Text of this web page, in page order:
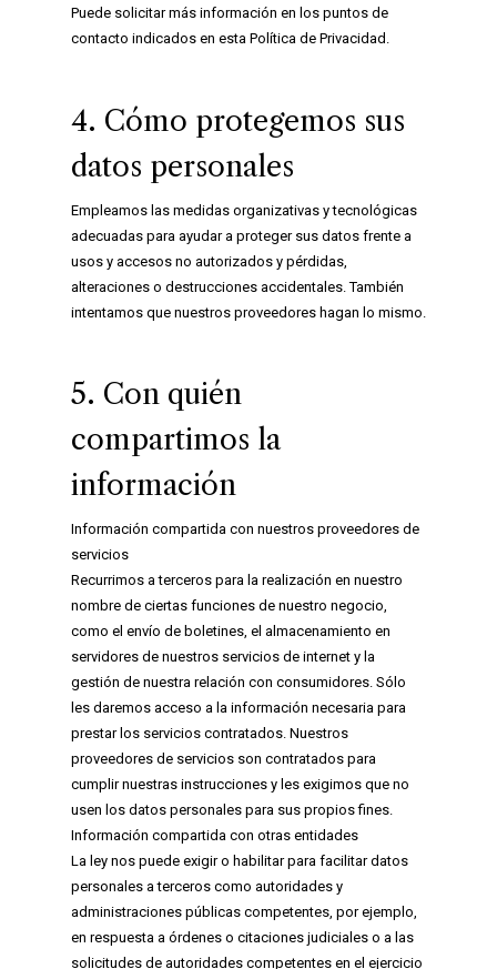
Puede solicitar más información en los puntos de
contacto indicados en esta Política de Privacidad.
4. Cómo protegemos sus
datos personales
Empleamos las medidas organizativas y tecnológicas
adecuadas para ayudar a proteger sus datos frente a
usos y accesos no autorizados y pérdidas,
alteraciones o destrucciones accidentales. También
intentamos que nuestros proveedores hagan lo mismo.
5. Con quién
compartimos la
información
Información compartida con nuestros proveedores de
servicios
Recurrimos a terceros para la realización en nuestro
nombre de ciertas funciones de nuestro negocio,
como el envío de boletines, el almacenamiento en
servidores de nuestros servicios de internet y la
gestión de nuestra relación con consumidores. Sólo
les daremos acceso a la información necesaria para
prestar los servicios contratados. Nuestros
proveedores de servicios son contratados para
cumplir nuestras instrucciones y les exigimos que no
usen los datos personales para sus propios fines.
Información compartida con otras entidades
La ley nos puede exigir o habilitar para facilitar datos
personales a terceros como autoridades y
administraciones públicas competentes, por ejemplo,
en respuesta a órdenes o citaciones judiciales o a las
solicitudes de autoridades competentes en el ejercicio